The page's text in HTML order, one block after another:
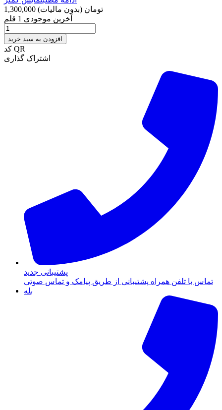
1,300,000 تومان (بدون مالیات)
آخرین موجودی 1 قلم
افزودن به سبد خرید
کد QR
اشتراک گذاری
پشتیبانی جدید
تماس با تلفن همراه پشتیبانی از طریق پیامک و تماس صوتی
بله